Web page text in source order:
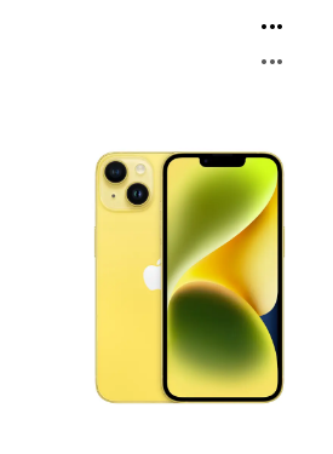
...
...